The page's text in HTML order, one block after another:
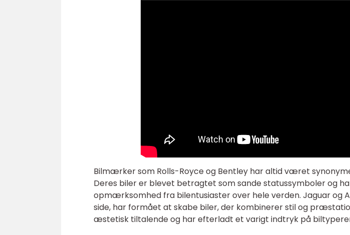
Bilmærker som Rolls-Royce og Bentley har altid været
Deres biler er blevet betragtet som sande statussymboler og
opmærksomhed fra bilentusiaster over hele verden. Jaguar og
side, har formået at skabe biler, der kombinerer stil og
æstetisk tiltalende og har efterladt et varigt indtryk på